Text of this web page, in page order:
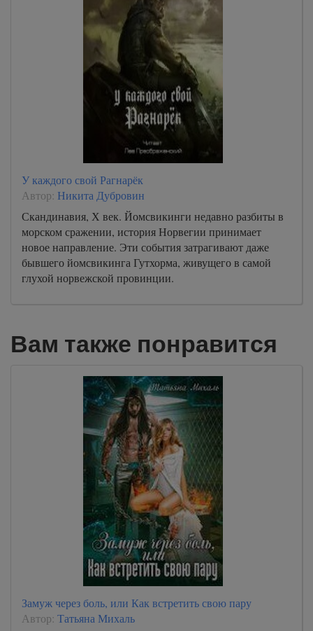
У каждого свой Рагнарёк
Автор: Никита Дубровин
Скандинавия, Х век. Йомсвикинги недавно разбиты в
морском сражении, история Норвегии принимает
новое направление. Эти события затрагивают даже
бывшего йомсвикинга Гутхорма, живущего в самой
глухой норвежской провинции.
Вам также понравится
Замуж через боль, или Как встретить свою пару
Автор: Татьяна Михаль